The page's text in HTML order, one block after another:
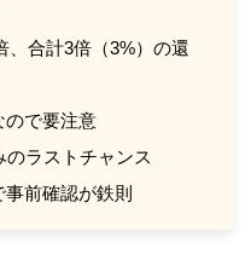
、合計3倍（3%）の還
ので要注意
のラストチャンス
前確認が鉄則